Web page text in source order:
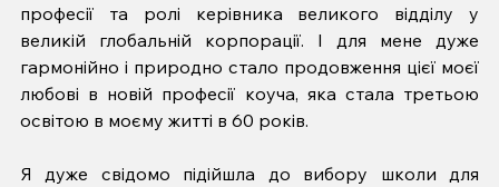
професії та ролі керівника великого відділу у
великій глобальній корпорації. І для мене дуже
гармонійно і природно стало продовження цієї моєї
любові в новій професії коуча, яка стала третьою
освітою в моєму житті в 60 років.
Я дуже свідомо підійшла до вибору школи для